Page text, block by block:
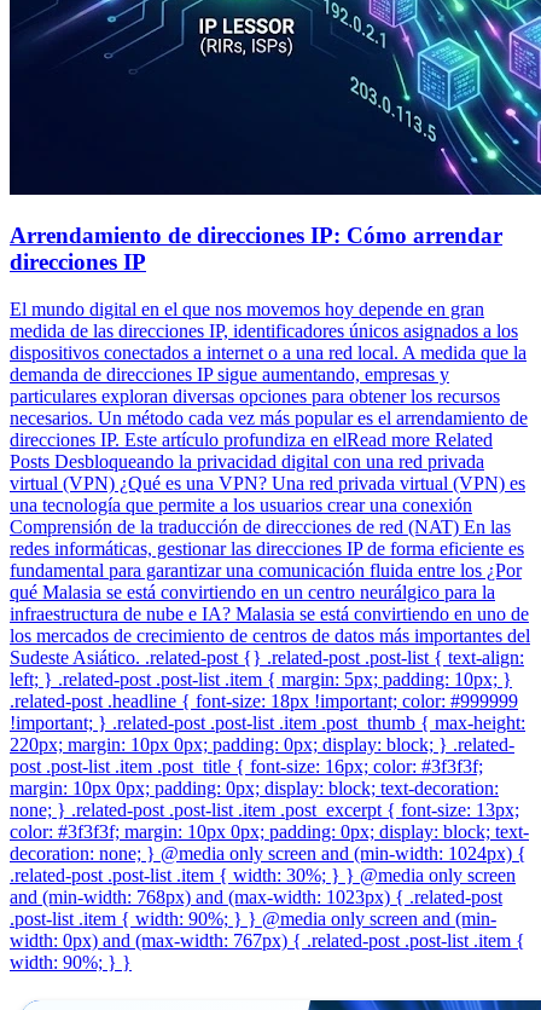
Arrendamiento de direcciones IP: Cómo arrendar
direcciones IP
El mundo digital en el que nos movemos hoy depende en gran
medida de las direcciones IP, identificadores únicos asignados a los
dispositivos conectados a internet o a una red local. A medida que la
demanda de direcciones IP sigue aumentando, empresas y
particulares exploran diversas opciones para obtener los recursos
necesarios. Un método cada vez más popular es el arrendamiento de
direcciones IP. Este artículo profundiza en elRead more Related
Posts Desbloqueando la privacidad digital con una red privada
virtual (VPN) ¿Qué es una VPN? Una red privada virtual (VPN) es
una tecnología que permite a los usuarios crear una conexión
Comprensión de la traducción de direcciones de red (NAT) En las
redes informáticas, gestionar las direcciones IP de forma eficiente es
fundamental para garantizar una comunicación fluida entre los ¿Por
qué Malasia se está convirtiendo en un centro neurálgico para la
infraestructura de nube e IA? Malasia se está convirtiendo en uno de
los mercados de crecimiento de centros de datos más importantes del
Sudeste Asiático. .related-post {} .related-post .post-list { text-align:
left; } .related-post .post-list .item { margin: 5px; padding: 10px; }
.related-post .headline { font-size: 18px !important; color: #999999
!important; } .related-post .post-list .item .post_thumb { max-height:
220px; margin: 10px 0px; padding: 0px; display: block; } .related-
post .post-list .item .post_title { font-size: 16px; color: #3f3f3f;
margin: 10px 0px; padding: 0px; display: block; text-decoration:
none; } .related-post .post-list .item .post_excerpt { font-size: 13px;
color: #3f3f3f; margin: 10px 0px; padding: 0px; display: block; text-
decoration: none; } @media only screen and (min-width: 1024px) {
.related-post .post-list .item { width: 30%; } } @media only screen
and (min-width: 768px) and (max-width: 1023px) { .related-post
.post-list .item { width: 90%; } } @media only screen and (min-
width: 0px) and (max-width: 767px) { .related-post .post-list .item {
width: 90%; } }